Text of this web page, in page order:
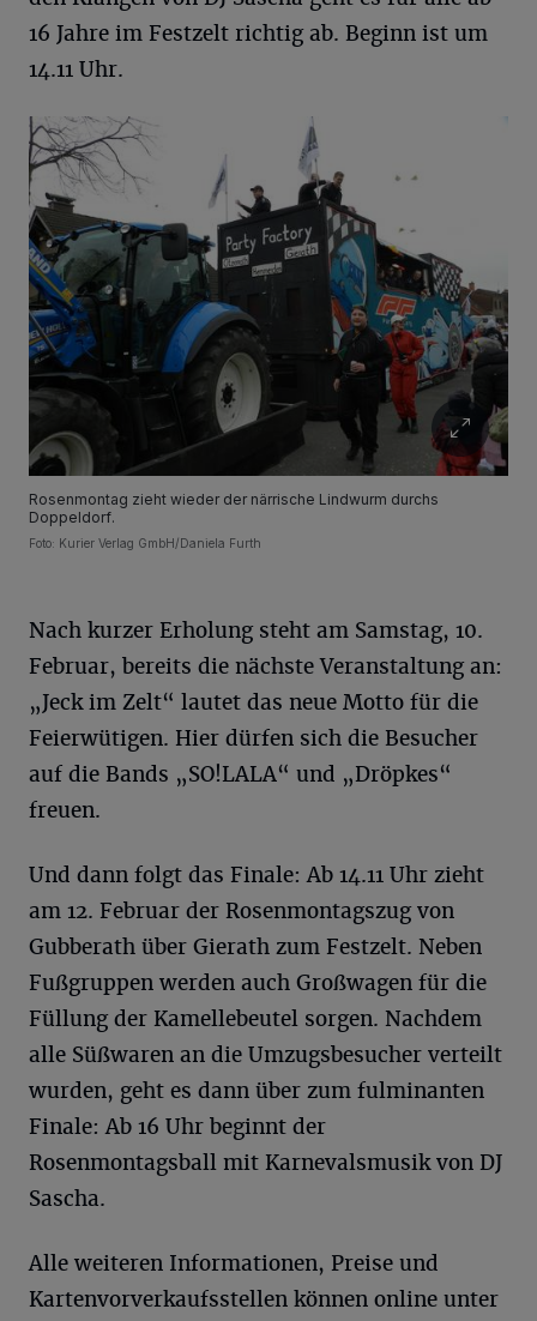
16 Jahre im Festzelt richtig ab. Beginn ist um
14.11 Uhr.
Rosenmontag zieht wieder der närrische Lindwurm durchs
Doppeldorf.
Foto: Kurier Verlag GmbH/Daniela Furth
Nach kurzer Erholung steht am Samstag, 10.
Februar, bereits die nächste Veranstaltung an:
„Jeck im Zelt“ lautet das neue Motto für die
Feierwütigen. Hier dürfen sich die Besucher
auf die Bands „SO!LALA“ und „Dröpkes“
freuen.
Und dann folgt das Finale: Ab 14.11 Uhr zieht
am 12. Februar der Rosenmontagszug von
Gubberath über Gierath zum Festzelt. Neben
Fußgruppen werden auch Großwagen für die
Füllung der Kamellebeutel sorgen. Nachdem
alle Süßwaren an die Umzugsbesucher verteilt
wurden, geht es dann über zum fulminanten
Finale: Ab 16 Uhr beginnt der
Rosenmontagsball mit Karnevalsmusik von DJ
Sascha.
Alle weiteren Informationen, Preise und
Kartenvorverkaufsstellen können online unter